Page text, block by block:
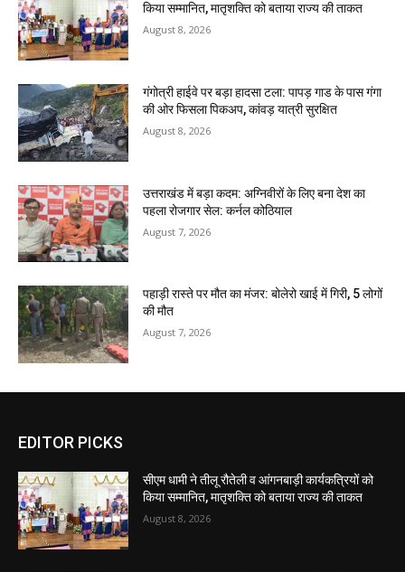
किया सम्मानित, मातृशक्ति को बताया राज्य की ताकत
August 8, 2026
गंगोत्री हाईवे पर बड़ा हादसा टला: पापड़ गाड के पास गंगा
की ओर फिसला पिकअप, कांवड़ यात्री सुरक्षित
August 8, 2026
उत्तराखंड में बड़ा कदम: अग्निवीरों के लिए बना देश का
पहला रोजगार सेल: कर्नल कोठियाल
August 7, 2026
पहाड़ी रास्ते पर मौत का मंजर: बोलेरो खाई में गिरी, 5 लोगों
की मौत
August 7, 2026
EDITOR PICKS
सीएम धामी ने तीलू रौतेली व आंगनबाड़ी कार्यकत्रियों को
किया सम्मानित, मातृशक्ति को बताया राज्य की ताकत
August 8, 2026